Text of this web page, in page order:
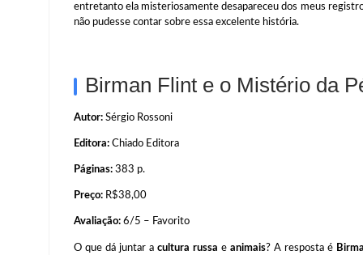
entretanto ela misteriosamente desapareceu dos meus
não pudesse contar sobre essa excelente história.
Birman Flint e o Mistério da
Autor: Sérgio Rossoni
Editora: Chiado Editora
Páginas: 383 p.
Preço: R$38,00
Avaliação: 6/5 – Favorito
O que dá juntar a cultura russa e animais? A resposta é